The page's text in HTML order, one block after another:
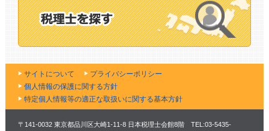
サイトについて
プライバシーポリシー
個人情報の保護に関する方針
特定個人情報等の適正な取扱いに関する基本方針
〒141-0032 東京都品川区大崎1-11-8 日本税理士会館8階 TEL:03-5435-